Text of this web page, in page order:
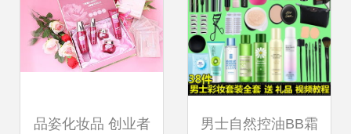
品姿化妆品 创业者 男士自然控油BB霜